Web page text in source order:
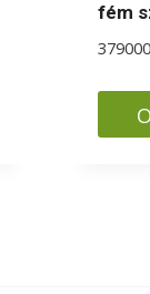
fém
379000